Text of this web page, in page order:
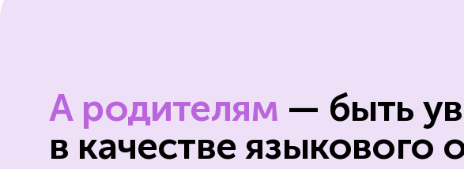
А родителям — быть
в качестве языкового